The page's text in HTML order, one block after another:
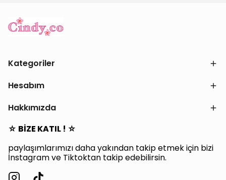
Kategoriler
Hesabım
Hakkımızda
☆ BİZE KATIL ! ☆
paylaşımlarımızı daha yakından takip etmek için bizi
İnstagram ve Tiktoktan takip edebilirsin.